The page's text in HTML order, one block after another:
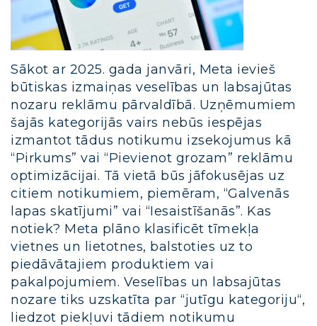
Sākot ar 2025. gada janvāri, Meta ievieš
būtiskas izmaiņas veselības un labsajūtas
nozaru reklāmu pārvaldībā. Uzņēmumiem
šajās kategorijās vairs nebūs iespējas
izmantot tādus notikumu izsekojumus kā
“Pirkums” vai “Pievienot grozam” reklāmu
optimizācijai. Tā vietā būs jāfokusējas uz
citiem notikumiem, piemēram, “Galvenās
lapas skatījumi” vai “Iesaistīšanās”. Kas
notiek? Meta plāno klasificēt tīmekļa
vietnes un lietotnes, balstoties uz to
piedāvātajiem produktiem vai
pakalpojumiem. Veselības un labsajūtas
nozare tiks uzskatīta par “jutīgu kategoriju“,
liedzot piekļuvi tādiem notikumu